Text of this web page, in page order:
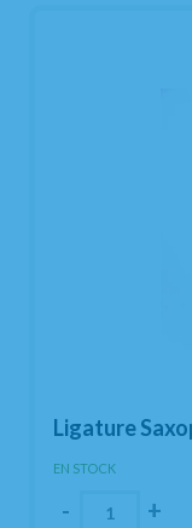
Ligature
EN STOCK
- +